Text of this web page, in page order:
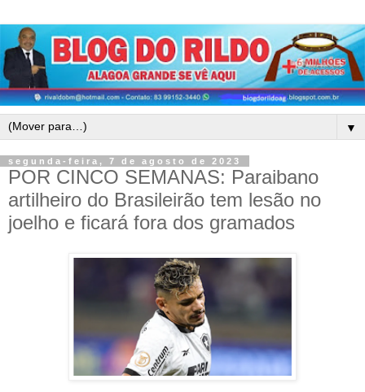
▼
segunda-feira, 7 de agosto de 2023
POR CINCO SEMANAS: Paraibano
artilheiro do Brasileirão tem lesão no
joelho e ficará fora dos gramados